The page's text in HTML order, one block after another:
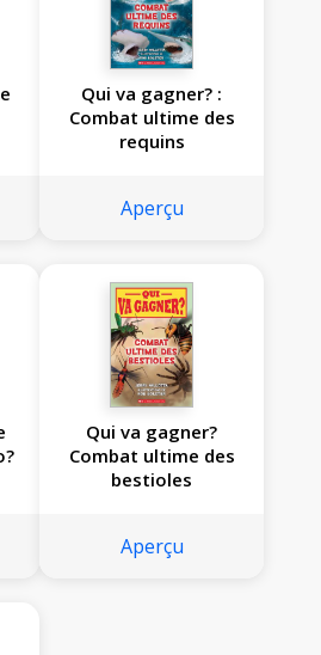
Qui va gagner? :
Combat ultime des
requins
Aperçu
Qui va gagner?
Combat ultime des
bestioles
Aperçu